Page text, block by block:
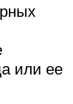
или ее